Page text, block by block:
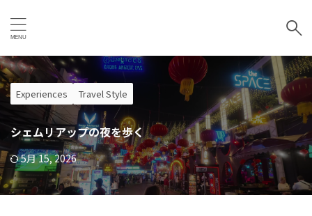
Experiences Travel Style
シェムリアップの夜を歩く
5月 15, 2026